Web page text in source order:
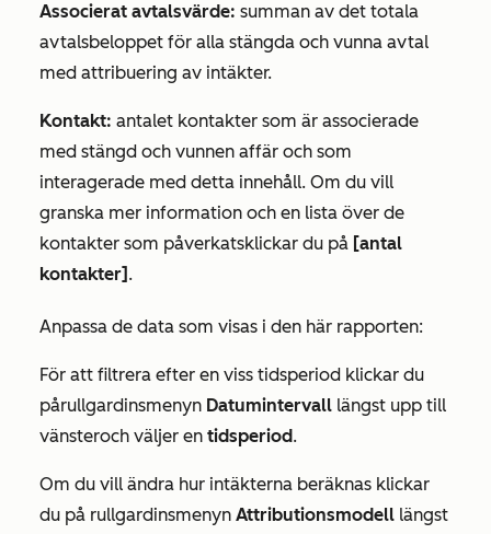
Associerat avtalsvärde: summan av det totala
avtalsbeloppet för alla stängda och vunna avtal
med attribuering av intäkter.
Kontakt: antalet kontakter som är associerade
med stängd och vunnen affär och som
interagerade med detta innehåll. Om du vill
granska mer information och en lista över de
kontakter som påverkatsklickar du på [antal
kontakter] .
Anpassa de data som visas i den här rapporten:
För att filtrera efter en viss tidsperiod klickar du
pårullgardinsmenyn Datumintervall längst upp till
vänsteroch väljer en tidsperiod.
Om du vill ändra hur intäkterna beräknas klickar
du på rullgardinsmenyn Attributionsmodell längst